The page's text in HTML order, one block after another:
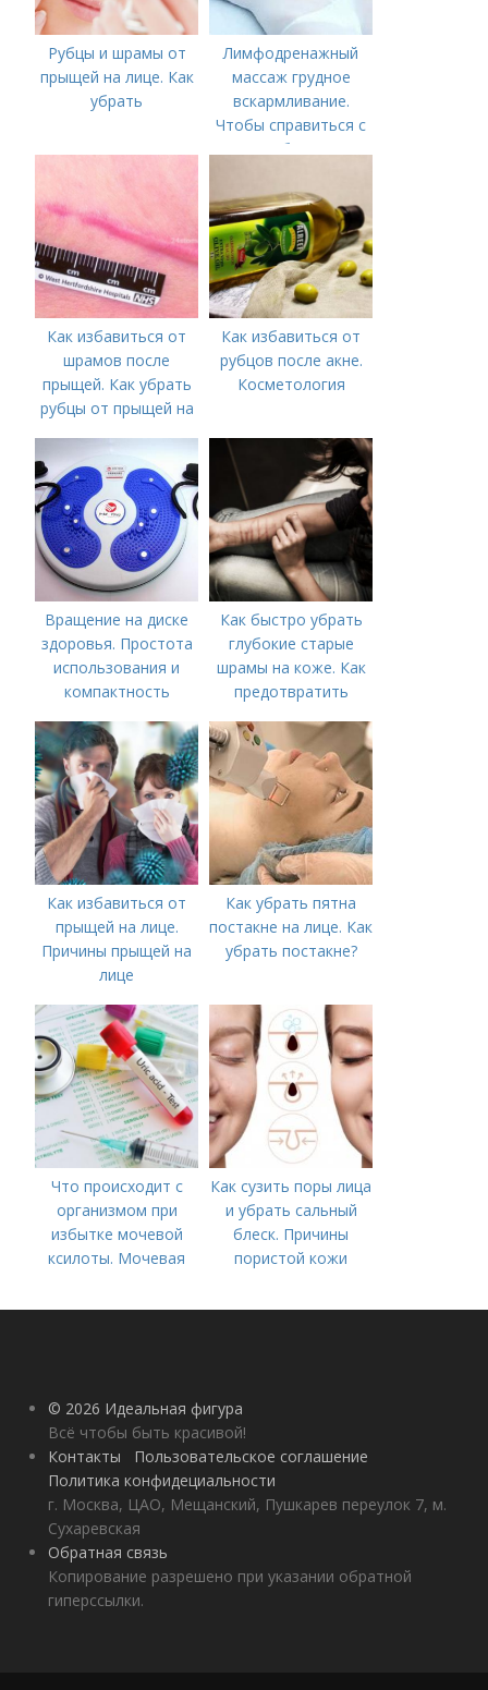
Рубцы и шрамы от
прыщей на лице. Как
убрать
Лимфодренажный
массаж грудное
вскармливание.
Чтобы справиться с
нагрубанием,
предпринять
следующие действия:
Как избавиться от
шрамов после
прыщей. Как убрать
рубцы от прыщей на
Как избавиться от
рубцов после акне.
Косметология
Вращение на диске
здоровья. Простота
использования и
компактность
Как быстро убрать
глубокие старые
шрамы на коже. Как
предотвратить
Как избавиться от
прыщей на лице.
Причины прыщей на
лице
Как убрать пятна
постакне на лице. Как
убрать постакне?
Что происходит с
организмом при
избытке мочевой
ксилоты. Мочевая
норма и отклонения
Как сузить поры лица
и убрать сальный
блеск. Причины
пористой кожи
© 2026 Идеальная фигура
Всё чтобы быть красивой!
Контакты
Пользовательское соглашение
Политика конфидециальности
г. Москва, ЦАО, Мещанский, Пушкарев переулок 7, м.
Сухаревская
Обратная связь
Копирование разрешено при указании обратной
гиперссылки.